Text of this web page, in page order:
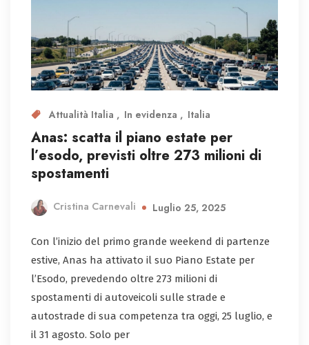
Attualità Italia In evidenza Italia
Anas: scatta il piano estate per
l’esodo, previsti oltre 273 milioni di
spostamenti
Cristina Carnevali Luglio 25, 2025
Con l’inizio del primo grande weekend di partenze
estive, Anas ha attivato il suo Piano Estate per
l’Esodo, prevedendo oltre 273 milioni di
spostamenti di autoveicoli sulle strade e
autostrade di sua competenza tra oggi, 25 luglio, e
il 31 agosto. Solo per